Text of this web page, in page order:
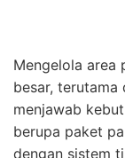
Mengelola area
besar,
menjawab
berupa paket
dengan sistem